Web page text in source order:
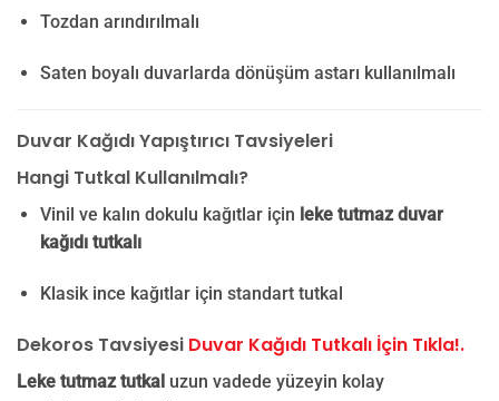
Tozdan arındırılmalı
Saten boyalı duvarlarda dönüşüm astarı kullanılmalı
Duvar Kağıdı Yapıştırıcı Tavsiyeleri
Hangi Tutkal Kullanılmalı?
Vinil ve kalın dokulu kağıtlar için leke tutmaz duvar
kağıdı tutkalı
Klasik ince kağıtlar için standart tutkal
Dekoros Tavsiyesi Duvar Kağıdı Tutkalı İçin Tıkla!.
Leke tutmaz tutkal uzun vadede yüzeyin kolay